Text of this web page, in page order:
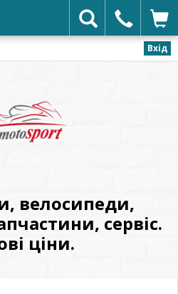
Вхід
велосипеди,
сервіс.
ціни.